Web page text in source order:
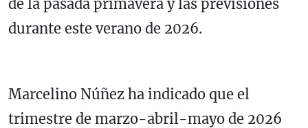
de la pasada primavera y las previsiones
durante este verano de 2026.
Marcelino Núñez ha indicado que el
trimestre de marzo-abril-mayo de 2026